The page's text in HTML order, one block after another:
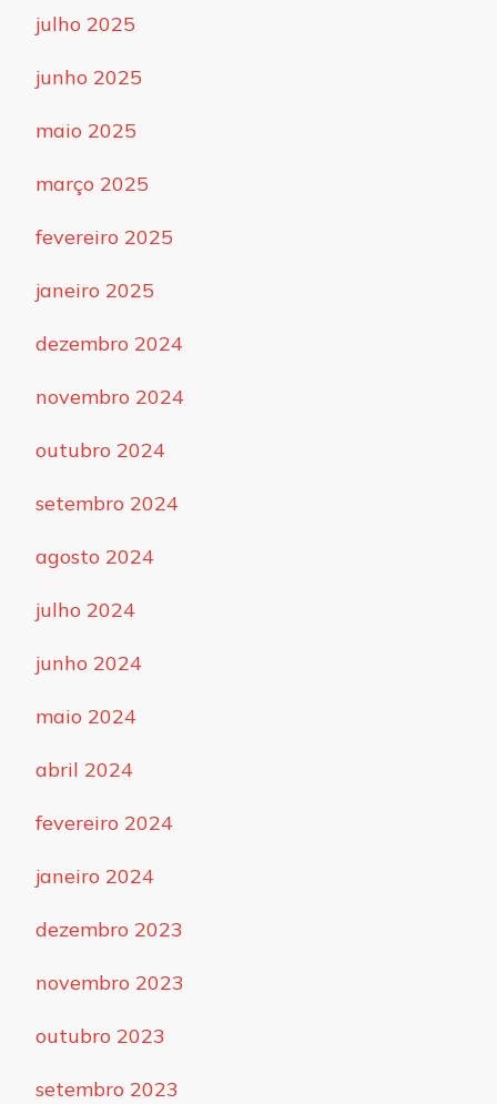
julho 2025
junho 2025
maio 2025
março 2025
fevereiro 2025
janeiro 2025
dezembro 2024
novembro 2024
outubro 2024
setembro 2024
agosto 2024
julho 2024
junho 2024
maio 2024
abril 2024
fevereiro 2024
janeiro 2024
dezembro 2023
novembro 2023
outubro 2023
setembro 2023